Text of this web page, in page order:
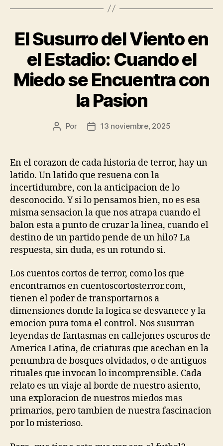
El Susurro del Viento en
el Estadio: Cuando el
Miedo se Encuentra con
la Pasion
Autor
publicación
Por
Fecha
publicación
13 noviembre, 2025
En el corazon de cada historia de terror, hay un
latido. Un latido que resuena con la
incertidumbre, con la anticipacion de lo
desconocido. Y si lo pensamos bien, no es esa
misma sensacion la que nos atrapa cuando el
balon esta a punto de cruzar la linea, cuando el
destino de un partido pende de un hilo? La
respuesta, sin duda, es un rotundo si.
Los cuentos cortos de terror, como los que
encontramos en cuentoscortosterror.com,
tienen el poder de transportarnos a
dimensiones donde la logica se desvanece y la
emocion pura toma el control. Nos susurran
leyendas de fantasmas en callejones oscuros de
America Latina, de criaturas que acechan en la
penumbra de bosques olvidados, o de antiguos
rituales que invocan lo incomprensible. Cada
relato es un viaje al borde de nuestro asiento,
una exploracion de nuestros miedos mas
primarios, pero tambien de nuestra fascinacion
por lo misterioso.